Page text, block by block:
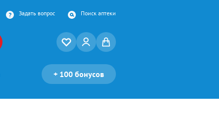
Задать вопрос Поиск аптеки
+ 100 бонусов